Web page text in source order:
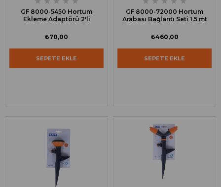
GF 8000-5450 Hortum
Ekleme Adaptörü 2'li
₺70,00
SEPETE EKLE
GF 8000-72000 Hortum
Arabası Bağlantı Seti 1.5 mt
₺460,00
SEPETE EKLE